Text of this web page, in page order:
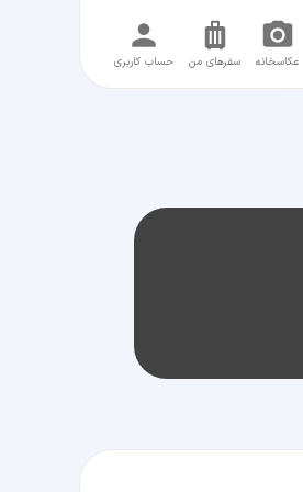
عکاسخانه سفر‌های من حساب کاربری